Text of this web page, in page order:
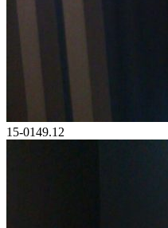
15-0149.12